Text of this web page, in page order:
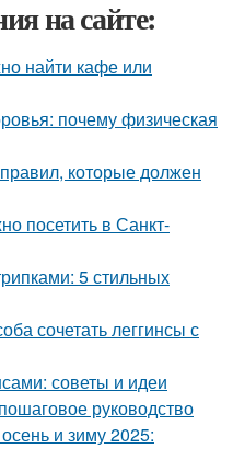
на сайте:
найти кафе или
почему физическая
которые должен
посетить в Санкт-
5 стильных
сочетать леггинсы с
советы и идеи
руководство
и зиму 2025: